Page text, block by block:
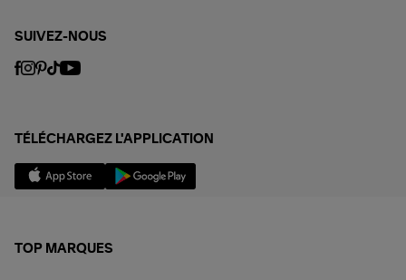
SUIVEZ-NOUS
TÉLÉCHARGEZ L'APPLICATION
TOP MARQUES